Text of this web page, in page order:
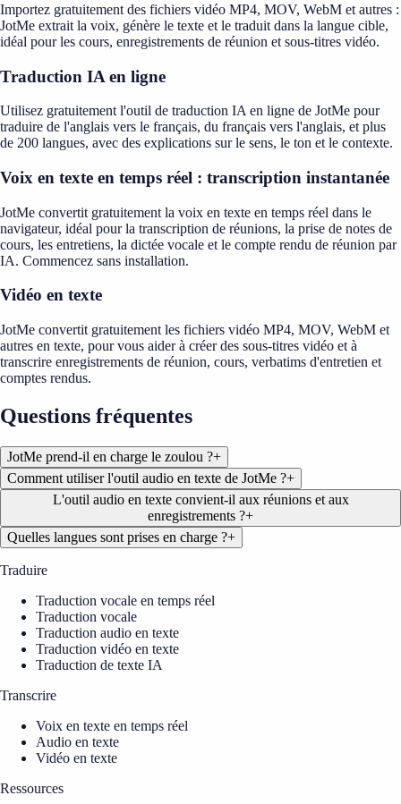
Importez gratuitement des fichiers vidéo MP4, MOV, WebM et autres :
JotMe extrait la voix, génère le texte et le traduit dans la langue cible,
idéal pour les cours, enregistrements de réunion et sous-titres vidéo.
Traduction IA en ligne
Utilisez gratuitement l'outil de traduction IA en ligne de JotMe pour
traduire de l'anglais vers le français, du français vers l'anglais, et plus
de 200 langues, avec des explications sur le sens, le ton et le contexte.
Voix en texte en temps réel : transcription instantanée
JotMe convertit gratuitement la voix en texte en temps réel dans le
navigateur, idéal pour la transcription de réunions, la prise de notes de
cours, les entretiens, la dictée vocale et le compte rendu de réunion par
IA. Commencez sans installation.
Vidéo en texte
JotMe convertit gratuitement les fichiers vidéo MP4, MOV, WebM et
autres en texte, pour vous aider à créer des sous-titres vidéo et à
transcrire enregistrements de réunion, cours, verbatims d'entretien et
comptes rendus.
Questions fréquentes
JotMe prend-il en charge le zoulou ?+
Comment utiliser l'outil audio en texte de JotMe ?+
L'outil audio en texte convient-il aux réunions et aux
enregistrements ?+
Quelles langues sont prises en charge ?+
Traduire
Traduction vocale en temps réel
Traduction vocale
Traduction audio en texte
Traduction vidéo en texte
Traduction de texte IA
Transcrire
Voix en texte en temps réel
Audio en texte
Vidéo en texte
Ressources